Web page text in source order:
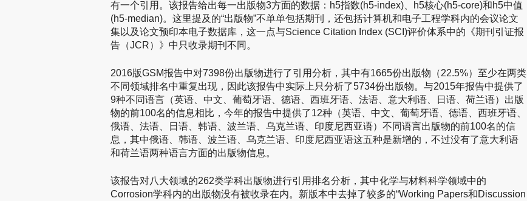
有一个引用。该报告给出每一出版物3方面的数据：h5指数(h5-index)、h5核心(h5-core)和h5中值
(h5-median)。这里提及的“出版物”不单单包括期刊，还包括计算机和电子工程学科内的会议论文
集以及论文预印本电子数据库，这一点与Science Citation Index (SCI)评价体系中的《期刊引证报
告（JCR）》中只收录期刊不同。
2016版GSM报告中对7398份出版物进行了引用分析，其中有1665份出版物（22.5%）至少在两类
不同领域排名中重复出现，因此该报告中实际上只分析了5734份出版物。与2015年报告中提供了
9种不同语言（英语、中文、葡萄牙语、德语、西班牙语、法语、意大利语、日语、荷兰语）出版
物的前100名的信息相比，今年的报告中提供了12种（英语、中文、葡萄牙语、德语、西班牙语、
俄语、法语、日语、韩语、波兰语、乌克兰语、印度尼西亚语）不同语言出版物的前100名的信
息，其中俄语、韩语、波兰语、乌克兰语、印度尼西亚语这五种是新增的，不过没有了意大利语
和荷兰语两种语言方面的出版物信息。
该报告对八大领域的262类学科出版物进行引用排名分析，其中化学与材料科学领域中的
Corrosion学科内的出版物没有被收录在内。新版本中去掉了较多的“Working Papers和Discussion